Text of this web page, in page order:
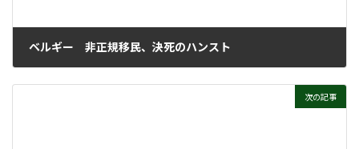
ベルギー 非正規移民、決死のハンスト
次の記事